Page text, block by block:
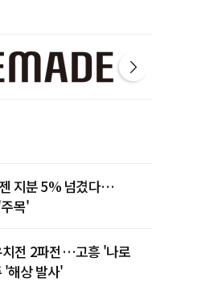
지분 5% 넘겼다…
목'
전 2파전…고흥 '나로
'해상 발사'